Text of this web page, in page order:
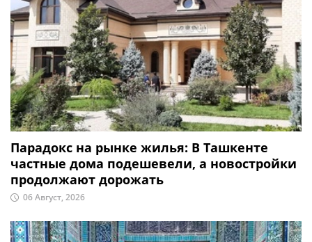
Парадокс на рынке жилья: В Ташкенте
частные дома подешевели, а новостройки
продолжают дорожать
06 Август, 2026